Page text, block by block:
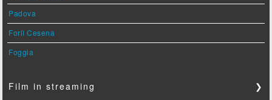
Padova
Forlì Cesena
Foggia
Film in streaming ❯